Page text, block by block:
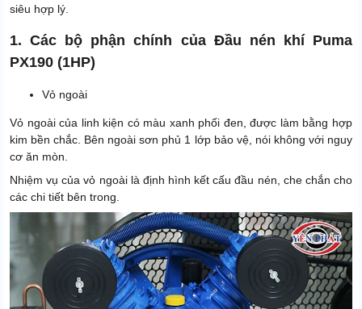
siêu hợp lý.
1. Các bộ phận chính của Đầu nén khí Puma
PX190 (1HP)
Vỏ ngoài
Vỏ ngoài của linh kiện có màu xanh phối đen, được làm bằng hợp
kim bền chắc. Bên ngoài sơn phủ 1 lớp bảo vệ, nói không với nguy
cơ ăn mòn.
Nhiệm vụ của vỏ ngoài là định hình kết cấu đầu nén, che chắn cho
các chi tiết bên trong.